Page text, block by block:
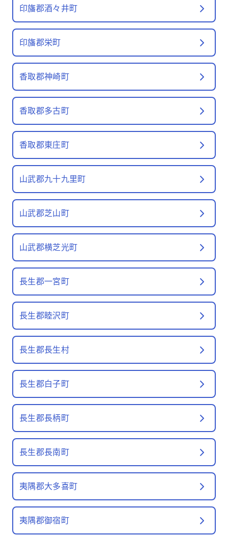
印旛郡酒々井町
印旛郡栄町
香取郡神崎町
香取郡多古町
香取郡東庄町
山武郡九十九里町
山武郡芝山町
山武郡横芝光町
長生郡一宮町
長生郡睦沢町
長生郡長生村
長生郡白子町
長生郡長柄町
長生郡長南町
夷隅郡大多喜町
夷隅郡御宿町